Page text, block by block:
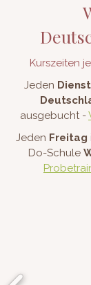
Kurszeiten
Jeden
ausgebucht -
Jeden Freitag
Do-Schule